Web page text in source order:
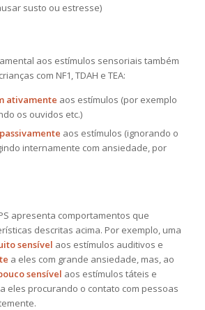
susto ou estresse)
aos estímulos sensoriais também
com NF1, TDAH e TEA:
ativamente aos estímulos (por exemplo
os ouvidos etc.)
aos estímulos (ignorando o
internamente com ansiedade, por
apresenta comportamentos que
descritas acima. Por exemplo, uma
sensível aos estímulos auditivos e
a eles com grande ansiedade, mas, ao
sensível aos estímulos táteis e
a eles procurando o contato com pessoas